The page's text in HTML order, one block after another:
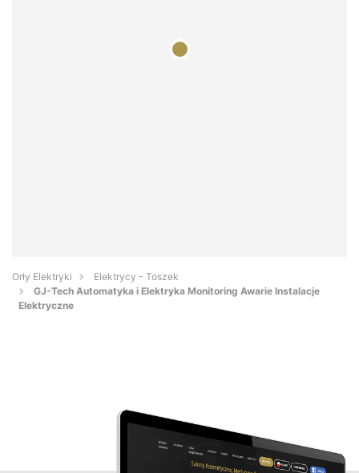
Orły Elektryki
Elektrycy - Toszek
GJ-Tech Automatyka i Elektryka Monitoring Awarie Instalacje
Elektryczne